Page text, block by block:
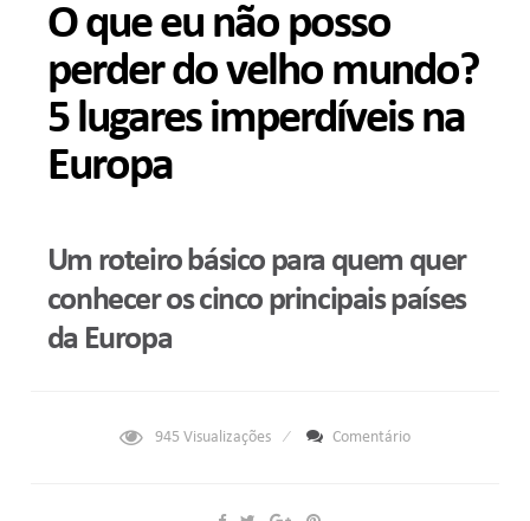
O que eu não posso
perder do velho mundo?
5 lugares imperdíveis na
Europa
Um roteiro básico para quem quer
conhecer os cinco principais países
da Europa
945Visualizações Comentário